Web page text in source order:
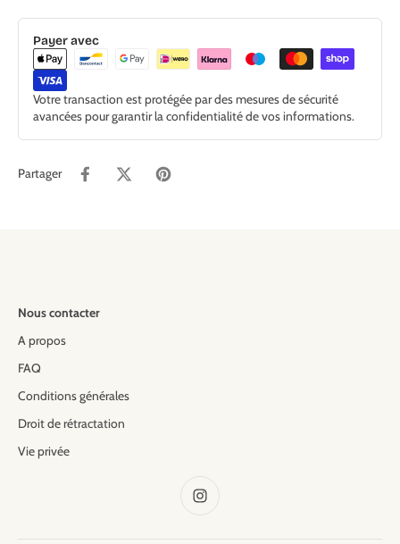
Payer avec
Votre transaction est protégée par des mesures de sécurité
avancées pour garantir la confidentialité de vos informations.
Partager
Nous contacter
A propos
FAQ
Conditions générales
Droit de rétractation
Vie privée